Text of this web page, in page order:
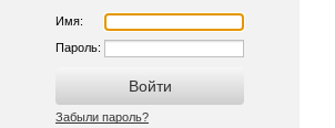
Имя:
Пароль:
Забыли пароль?